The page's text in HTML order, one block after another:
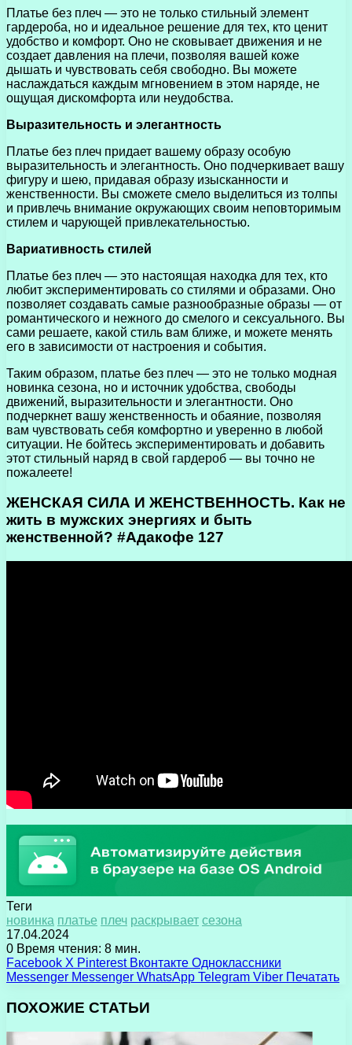
Платье без плеч — это не только стильный элемент
гардероба, но и идеальное решение для тех, кто ценит
удобство и комфорт. Оно не сковывает движения и не
создает давления на плечи, позволяя вашей коже
дышать и чувствовать себя свободно. Вы можете
наслаждаться каждым мгновением в этом наряде, не
ощущая дискомфорта или неудобства.
Выразительность и элегантность
Платье без плеч придает вашему образу особую
выразительность и элегантность. Оно подчеркивает вашу
фигуру и шею, придавая образу изысканности и
женственности. Вы сможете смело выделиться из толпы
и привлечь внимание окружающих своим неповторимым
стилем и чарующей привлекательностью.
Вариативность стилей
Платье без плеч — это настоящая находка для тех, кто
любит экспериментировать со стилями и образами. Оно
позволяет создавать самые разнообразные образы — от
романтического и нежного до смелого и сексуального. Вы
сами решаете, какой стиль вам ближе, и можете менять
его в зависимости от настроения и события.
Таким образом, платье без плеч — это не только модная
новинка сезона, но и источник удобства, свободы
движений, выразительности и элегантности. Оно
подчеркнет вашу женственность и обаяние, позволяя
вам чувствовать себя комфортно и уверенно в любой
ситуации. Не бойтесь экспериментировать и добавить
этот стильный наряд в свой гардероб — вы точно не
пожалеете!
ЖЕНСКАЯ СИЛА И ЖЕНСТВЕННОСТЬ. Как не
жить в мужских энергиях и быть
женственной? #Адакофе 127
Теги
новинка платье плеч раскрывает сезона
17.04.2024
0 Время чтения: 8 мин.
Facebook X Pinterest Вконтакте Одноклассники
Messenger Messenger WhatsApp Telegram Viber Печатать
ПОХОЖИЕ СТАТЬИ